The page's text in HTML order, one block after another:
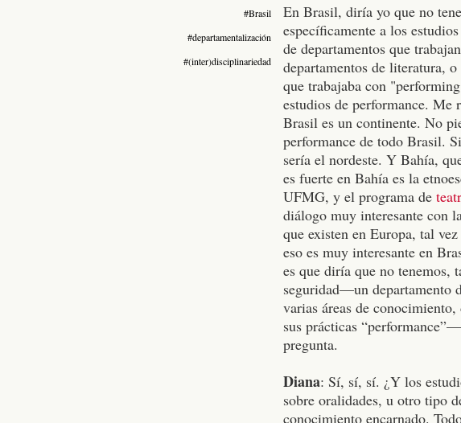
#Brasil
#departamentalización
#(inter)disciplinariedad
En Brasil, diría yo que no
específicamente a los
de departamentos que
departamentos de literatura,
que trabajaba con
estudios de performance. Me
Brasil es un continente. No
performance de todo Brasil.
sería el nordeste. Y Bahía,
es fuerte en Bahía es la
UFMG, y el programa de
diálogo muy interesante con
que existen en Europa, tal
eso es muy interesante en
es que diría que no tenemos,
seguridad—un departamento
varias áreas de
sus prácticas
pregunta.
Diana: Sí, sí, sí. ¿Y los
sobre oralidades, u otro tipo
conocimiento encarnado.